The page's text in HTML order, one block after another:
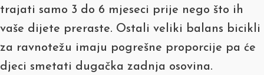
trajati samo 3 do 6 mjeseci prije nego što ih
vaše dijete preraste. Ostali veliki balans bicikli
za ravnotežu imaju pogrešne proporcije pa će
djeci smetati dugačka zadnja osovina.